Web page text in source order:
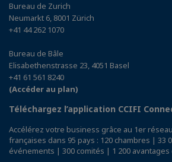
Bureau de Zurich
Neumarkt 6, 8001 Zürich
+41 44 262 1070
Bureau de Bâle
Elisabethenstrasse 23, 4051 Basel
+41 61 561 8240
(Accéder au plan)
Téléchargez l’application CCIFI
Accélérez votre business grâce au 1er
françaises dans 95 pays : 120 chambres | 33
événements | 300 comités | 1 200